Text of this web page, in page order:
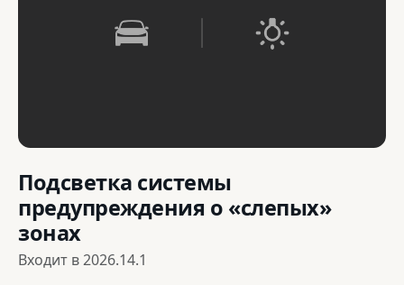
Подсветка системы
предупреждения о «слепых»
зонах
Входит в2026.14.1